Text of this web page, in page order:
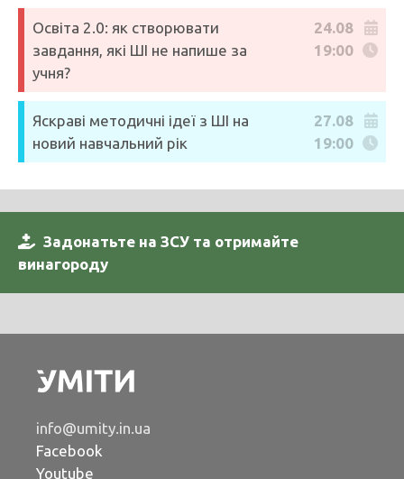
Освіта 2.0: як створювати
завдання, які ШІ не напише за
учня?
24.08
19:00
Яскраві методичні ідеї з ШІ на
новий навчальний рік
27.08
19:00
Задонатьте на ЗСУ та отримайте
винагороду
info@umity.in.ua
Facebook
Youtube